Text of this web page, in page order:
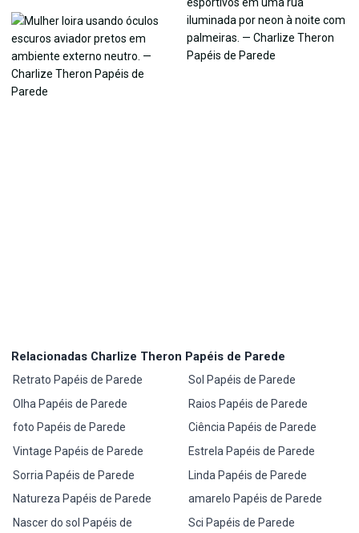
Relacionadas Charlize Theron Papéis de Parede
Retrato Papéis de Parede
Olha Papéis de Parede
foto Papéis de Parede
Vintage Papéis de Parede
Sorria Papéis de Parede
Natureza Papéis de Parede
Nascer do sol Papéis de
Sol Papéis de Parede
Raios Papéis de Parede
Ciência Papéis de Parede
Estrela Papéis de Parede
Linda Papéis de Parede
amarelo Papéis de Parede
Sci Papéis de Parede